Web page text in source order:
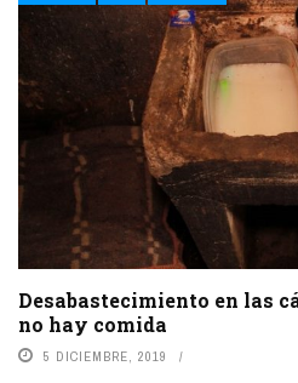
Desabastecimiento en las
no hay comida
5 DICIEMBRE, 2019